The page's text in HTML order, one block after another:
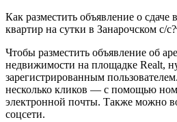
Как разместить объявление о сдаче
квартир на сутки в Занарочском с/с?
Чтобы разместить объявление об
недвижимости на площадке Realt,
зарегистрированным
несколько кликов — с помощью
электронной почты. Также можно
соцсети.